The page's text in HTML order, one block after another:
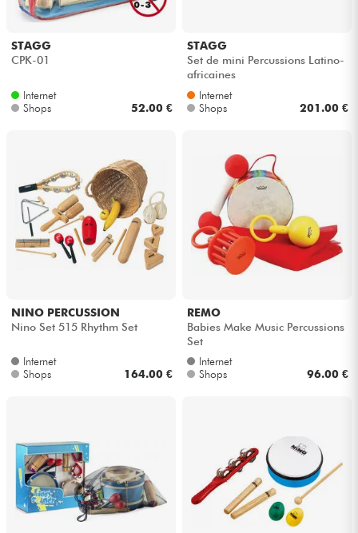
STAGG
CPK-01
Internet
Shops
52.00 €
STAGG
Set de mini Percussions Latino-
africaines
Internet
Shops
201.00 €
NINO PERCUSSION
Nino Set 515 Rhythm Set
Internet
Shops
164.00 €
REMO
Babies Make Music Percussions
Set
Internet
Shops
96.00 €